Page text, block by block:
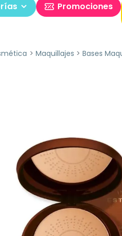
Promociones
Maquillajes Bases